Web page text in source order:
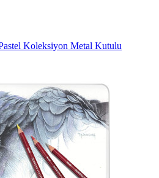
Koleksiyon Metal Kutulu